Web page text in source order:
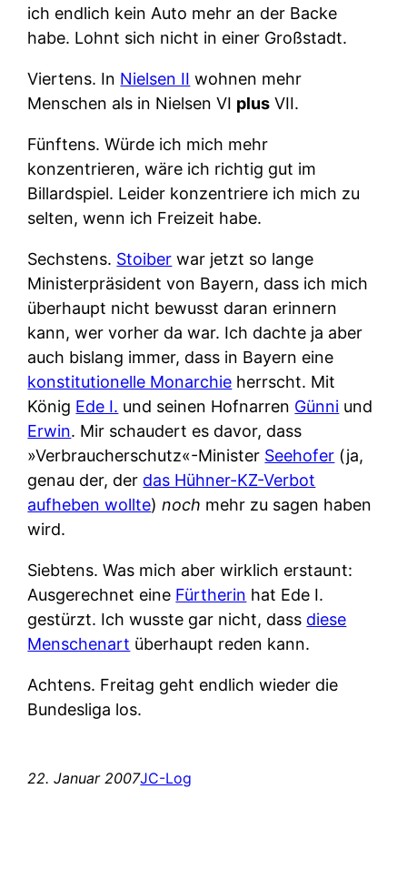
ich endlich kein Auto mehr an der Backe
habe. Lohnt sich nicht in einer Großstadt.
Viertens. In Nielsen II wohnen mehr
Menschen als in Nielsen VI plus VII.
Fünftens. Würde ich mich mehr
konzentrieren, wäre ich richtig gut im
Billardspiel. Leider konzentriere ich mich zu
selten, wenn ich Freizeit habe.
Sechstens. Stoiber war jetzt so lange
Ministerpräsident von Bayern, dass ich mich
überhaupt nicht bewusst daran erinnern
kann, wer vorher da war. Ich dachte ja aber
auch bislang immer, dass in Bayern eine
konstitutionelle Monarchie herrscht. Mit
König Ede I. und seinen Hofnarren Günni und
Erwin. Mir schaudert es davor, dass
»Verbraucherschutz«-Minister Seehofer (ja,
genau der, der das Hühner-KZ-Verbot
aufheben wollte)noch mehr zu sagen haben
wird.
Siebtens. Was mich aber wirklich erstaunt:
Ausgerechnet eine Fürtherin hat Ede I.
gestürzt. Ich wusste gar nicht, dass diese
Menschenart überhaupt reden kann.
Achtens. Freitag geht endlich wieder die
Bundesliga los.
22. Januar 2007JC-Log